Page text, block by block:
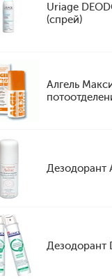
Uriage
(спрей)
Алгель
Дезодорант
Дезодорант